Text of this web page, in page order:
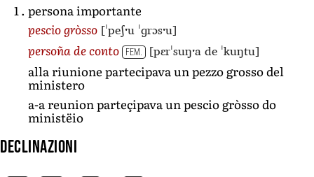
persona importante
pescio gròsso [ˈpeʃˑu ˈɡrɔsˑu]
persoña de conto FEM. [pɛrˈsuŋˑa de ˈkuŋtu]
alla riunione partecipava un pezzo grosso del
ministero
a-a reunion parteçipava un pescio gròsso do
ministëio
Declinazioni